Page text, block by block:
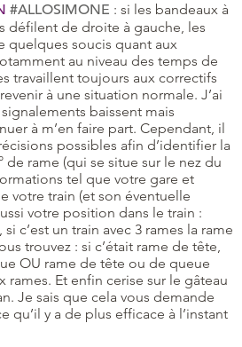
#ALLOSIMONE : si les bandeaux à
défilent de droite à gauche, les
quelques soucis quant aux
au niveau des temps de
travaillent toujours aux correctifs
à une situation normale. J’ai
baissent mais
à m’en faire part. Cependant, il
possibles afin d’identifier la
de rame (qui se situe sur le nez du
tel que votre gare et
votre train (et son éventuelle
votre position dans le train :
c’est un train avec 3 rames la rame
trouvez : si c’était rame de tête,
OU rame de tête ou de queue
rames. Et enfin cerise sur le gâteau
Je sais que cela vous demande
qu’il y a de plus efficace à l’instant